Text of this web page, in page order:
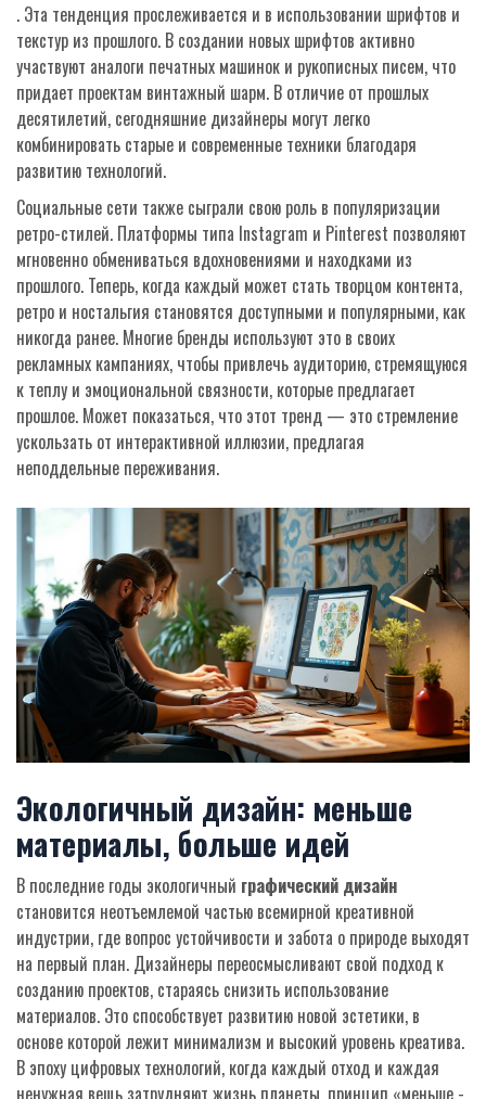
. Эта тенденция прослеживается и в использовании шрифтов и
текстур из прошлого. В создании новых шрифтов активно
участвуют аналоги печатных машинок и рукописных писем, что
придает проектам винтажный шарм. В отличие от прошлых
десятилетий, сегодняшние дизайнеры могут легко
комбинировать старые и современные техники благодаря
развитию технологий.
Социальные сети также сыграли свою роль в популяризации
ретро-стилей. Платформы типа Instagram и Pinterest позволяют
мгновенно обмениваться вдохновениями и находками из
прошлого. Теперь, когда каждый может стать творцом контента,
ретро и ностальгия становятся доступными и популярными, как
никогда ранее. Многие бренды используют это в своих
рекламных кампаниях, чтобы привлечь аудиторию, стремящуюся
к теплу и эмоциональной связности, которые предлагает
прошлое. Может показаться, что этот тренд — это стремление
ускользать от интерактивной иллюзии, предлагая
неподдельные переживания.
Экологичный дизайн: меньше
материалы, больше идей
В последние годы экологичный графический дизайн
становится неотъемлемой частью всемирной креативной
индустрии, где вопрос устойчивости и забота о природе выходят
на первый план. Дизайнеры переосмысливают свой подход к
созданию проектов, стараясь снизить использование
материалов. Это способствует развитию новой эстетики, в
основе которой лежит минимализм и высокий уровень креатива.
В эпоху цифровых технологий, когда каждый отход и каждая